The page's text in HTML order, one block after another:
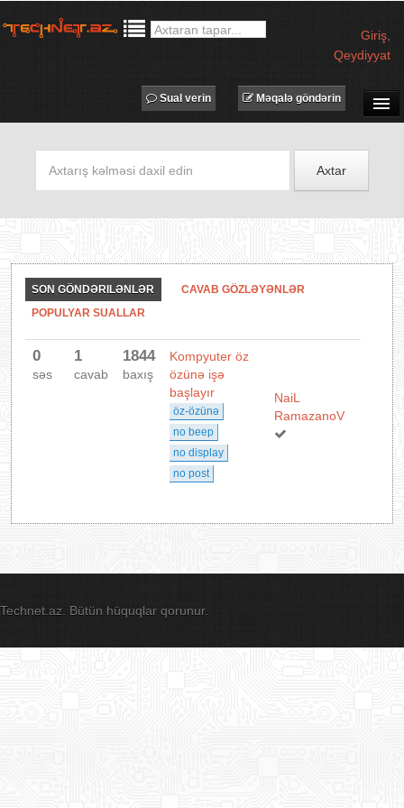
Giriş
Qeydiyyat
MƏQALƏLƏR
İŞ ELANLARI
IT LÜĞƏT
Məqalə göndərin
Sual verin
Axtar
SON GÖNDƏRILƏNLƏR
CAVAB GÖZLƏYƏNLƏR
POPULYAR SUALLAR
0
səs
1
cavab
1844
baxış
Kompyuter öz
özünə işə
başlayır
öz-özünə
no beep
no display
no post
NaiL
RamazanoV
Technet.az. Bütün hüquqlar qorunur.